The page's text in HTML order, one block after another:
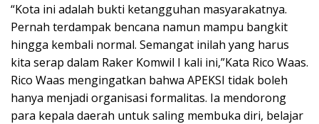
“Kota ini adalah bukti ketangguhan masyarakatnya.
Pernah terdampak bencana namun mampu bangkit
hingga kembali normal. Semangat inilah yang harus
kita serap dalam Raker Komwil I kali ini,”Kata Rico Waas.
Rico Waas mengingatkan bahwa APEKSI tidak boleh
hanya menjadi organisasi formalitas. Ia mendorong
para kepala daerah untuk saling membuka diri, belajar